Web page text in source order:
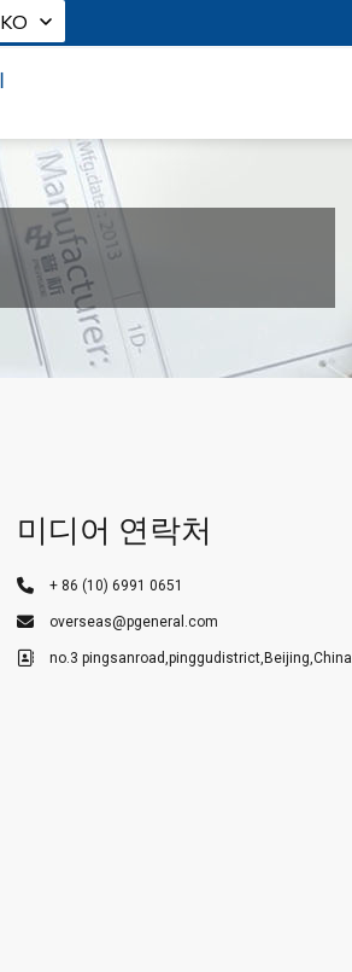
KO
미디어 연락처
+ 86 (10) 6991 0651
overseas@pgeneral.com
no.3 pingsanroad,pinggudistrict,Beijing,China